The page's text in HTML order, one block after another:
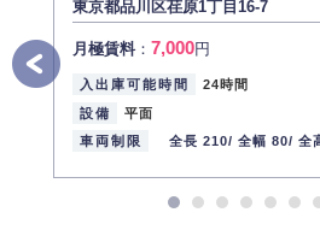
4.個人情報の第三者提供
法的義務など正当な理由に基づく要請があ
情報をご本人の同意なく第三者に提供いたし
5.個人情報の開示・訂正・削除
お客様ご本人から自己の個人情報開示の請
ん）。
また、個人情報の内容に誤りがあり、ご本
東京都品川区荏原1丁目16-7
月極賃料： 7,000円
入出庫可能時間
24時間
設備
平面
車両制限
全長 210/ 全幅 80/ 全